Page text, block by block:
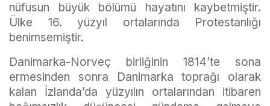
nüfusun büyük bölümü hayatını kaybetmiştir.
Ülke 16. yüzyıl ortalarında Protestanlığı
benimsemiştir.
Danimarka-Norveç birliğinin 1814’te sona
ermesinden sonra Danimarka toprağı olarak
kalan İzlanda’da yüzyılın ortalarından itibaren